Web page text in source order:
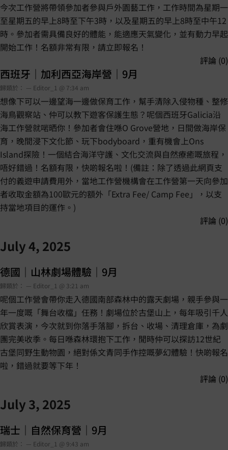
今次工作營將帶領參加者參與戶外園藝工作，工作時間為星期一
至星期五的早上8時至下午3時，以及星期五的早上8時至中午12
時。參加者需具備良好的體能，能適應天氣變化，並有動力早起
開始工作！名額非常有限，請立即報名！
評論 (0)
西班牙｜加利西亞海岸營｜9月
歸類於： — Editor_1 @ 7:34 am
想像下可以一邊望海一邊做保育工作，幫手清除入侵物種、整修
海鳥觀察站、仲可以教下遊客保護生態？呢個西班牙Galicia沿
海工作營就啱晒你！參加者會住喺O Grove營地，日間做海岸保
育，晚間浸下文化節、玩下bodyboard，重有機會上Ons
Island探險！一個結合海洋守護、文化交流與自然療癒嘅旅程，
唔好錯過！名額有限，快啲報名啦！(備註：除了透過此網頁支
付的義遊申請費用外，當地工作營機構會在工作營第一天向參加
者收取金額為100歐元的額外「Extra Fee/ Camp Fee」，以支
持當地項目的運作。)
評論 (0)
July 4, 2025
德國｜山林劇場體驗｜9月
歸類於： — Editor_1 @ 3:21 am
呢個工作營會帶你走入德國南部森林中的露天劇場，親手參與一
年一度嘅「舞台收檔」任務！劇場位於古堡山上，每年吸引千人
欣賞表演，今次就到你落手落腳，拆台、收場、清理倉庫，為劇
團完美收季。每日喺森林環抱下工作，閒時仲可以探訪12世紀
古堡同野生動物園，絕對係文青同手作控嘅夢幻體驗！快啲報名
啦，錯過就要等下年！
評論 (0)
July 3, 2025
瑞士｜自然保育營｜9月
歸類於： — Editor_1 @ 9:43 am